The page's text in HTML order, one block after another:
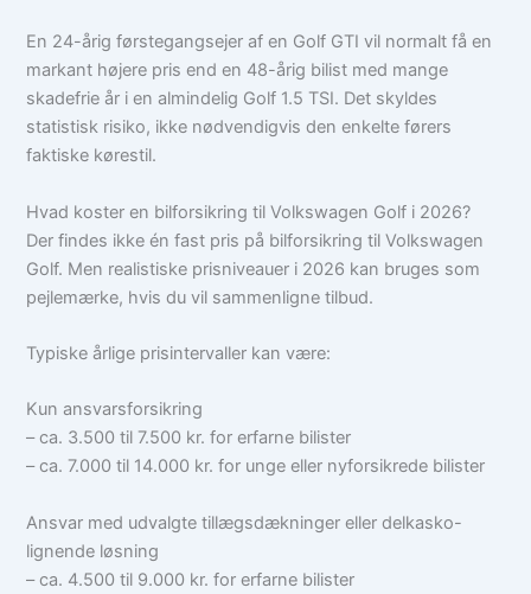
En 24-årig førstegangsejer af en Golf GTI vil normalt få en
markant højere pris end en 48-årig bilist med mange
skadefrie år i en almindelig Golf 1.5 TSI. Det skyldes
statistisk risiko, ikke nødvendigvis den enkelte førers
faktiske kørestil.
Hvad koster en bilforsikring til Volkswagen Golf i 2026?
Der findes ikke én fast pris på bilforsikring til Volkswagen
Golf. Men realistiske prisniveauer i 2026 kan bruges som
pejlemærke, hvis du vil sammenligne tilbud.
Typiske årlige prisintervaller kan være:
Kun ansvarsforsikring
– ca. 3.500 til 7.500 kr. for erfarne bilister
– ca. 7.000 til 14.000 kr. for unge eller nyforsikrede bilister
Ansvar med udvalgte tillægsdækninger eller delkasko-
lignende løsning
– ca. 4.500 til 9.000 kr. for erfarne bilister